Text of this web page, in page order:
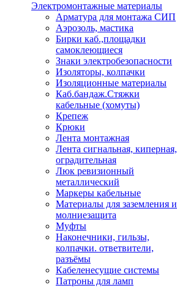
Электромонтажные материалы
Арматура для монтажа СИП
Аэрозоль, мастика
Бирки каб.,площадки
самоклеющиеся
Знаки электробезопасности
Изоляторы, колпачки
Изоляционные материалы
Каб.бандаж.Стяжки
кабельные (хомуты)
Крепеж
Крюки
Лента монтажная
Лента сигнальная, киперная,
оградительная
Люк ревизионный
металлический
Маркеры кабельные
Материалы для заземления и
молниезащита
Муфты
Наконечники, гильзы,
колпачки. ответвители,
разъёмы
Кабеленесущие системы
Патроны для ламп